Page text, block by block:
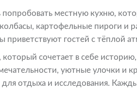
местную кухню,
картофельные пироги и
приветствуют гостей с тёплой
сочетает в себе
уютные улочки и
отдыха и исследования.